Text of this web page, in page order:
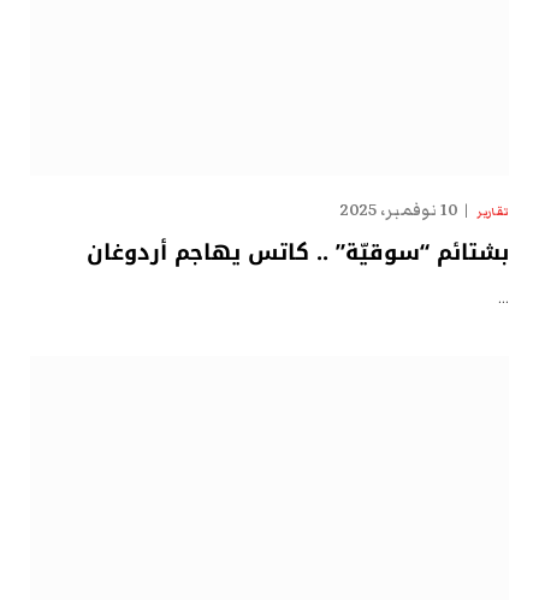
تقارير 10 نوفمبر، 2025
بشتائم “سوقيّة” .. كاتس يهاجم أردوغان
…